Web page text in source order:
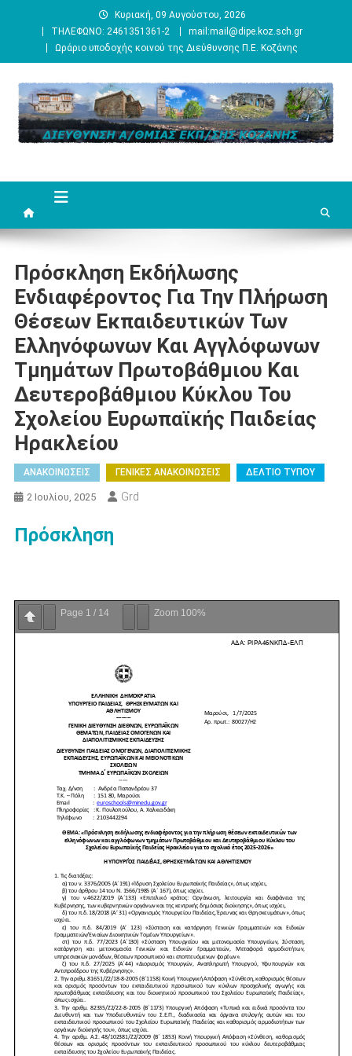
Κυριακή, 09 Αυγούστου, 2026
ΤΗΛΕΦΩΝΟ: 2461351361-2
mail:mail@dipe.koz.sch.gr
Ωράριο υποδοχής κοινού της Διεύθυνσης Π.Ε. Κοζάνης
Πρόσκληση Εκδήλωσης
Ενδιαφέροντος Για Την Πλήρωση
Θέσεων Εκπαιδευτικών Των
Ελληνόφωνων Και Αγγλόφωνων
Τμημάτων Πρωτοβάθμιου Και
Δευτεροβάθμιου Κύκλου Του
Σχολείου Ευρωπαϊκής Παιδείας
Ηρακλείου
ΑΝΑΚΟΙΝΩΣΕΙΣ ΓΕΝΙΚΕΣ ΑΝΑΚΟΙΝΩΣΕΙΣ ΔΕΛΤΙΟ ΤΥΠΟΥ
2 Ιουλίου, 2025 Grd
Πρόσκληση
Page 1 / 14 Zoom 100%